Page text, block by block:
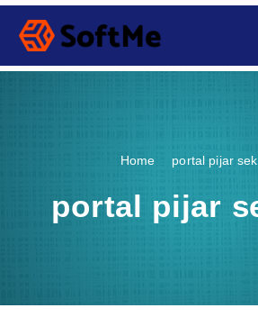
S
p
Home portal pijar
portal pijar